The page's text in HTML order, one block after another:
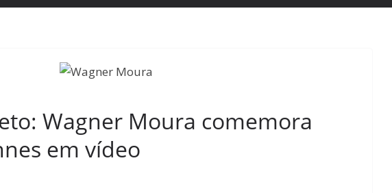
Wagner Moura comemora
em vídeo